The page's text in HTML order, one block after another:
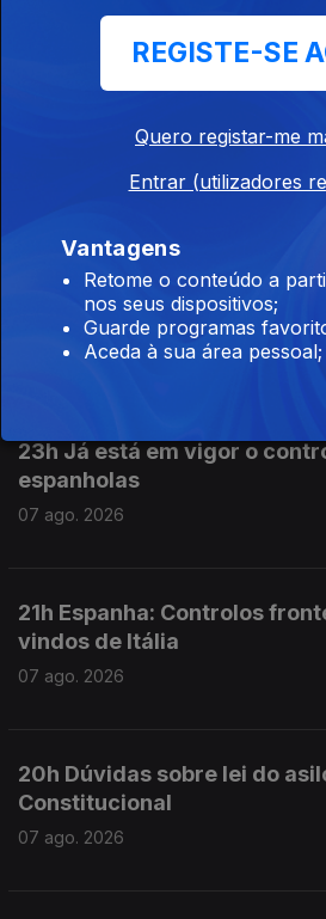
23h Já está em vigor o
21h Espanha: Controlos
vindos de Itália
07 ago. 2026
23h Já está em vigor o
espanholas
07 ago. 2026
21h Espanha: Controlos
vindos de Itália
07 ago. 2026
20h Dúvidas sobre lei do
Constitucional
07 ago. 2026
REGISTE-SE
Quero registar-me
Entrar (utilizadores
Vantagens
Retome o conteúdo a
nos seus dispositivos;
Guarde programas
Aceda à sua área pessoal;